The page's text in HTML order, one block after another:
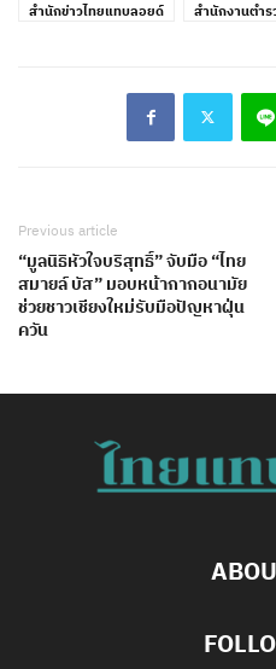
สำนักข่าวไทยแทบลอยด์
สำนักงานตำร
Previous article
“มูลนิธิหัวใจบริสุทธิ์” จับมือ “ไทย
สมายล์ บัส” มอบหน้ากากอนามัย
ช่วยชาวเชียงใหม่รับมือปัญหาฝุ่น
ควัน